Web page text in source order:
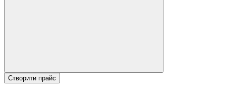
Cтворити прайс